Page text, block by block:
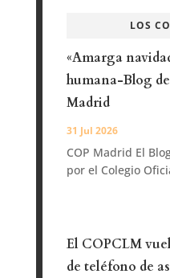
LOS
«Amarga
humana-Blog
Madrid
31 Jul 2026
COP Madrid El
por el Colegio
El COPCLM
de teléfono de